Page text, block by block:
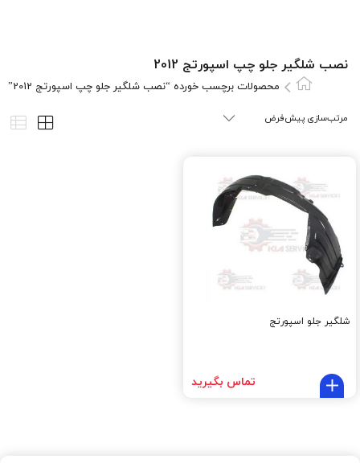
نصب شلگیر جلو چپ اسپورتج 2012
محصولات برچسب خورده “نصب شلگیر جلو چپ اسپورتج 2012”
شلگیر جلو اسپورتج
تماس بگیرید